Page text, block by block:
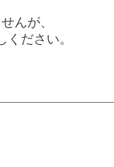
んが、
ださい。